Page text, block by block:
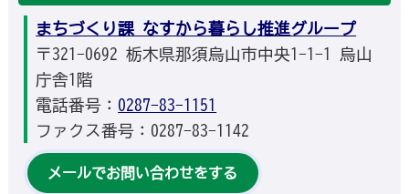
まちづくり課 なすから暮らし推進グループ
〒321-0692 栃木県那須烏山市中央1-1-1 烏山
庁舎1階
電話番号： 0287-83-1151
ファクス番号：0287-83-1142
メールでお問い合わせをする